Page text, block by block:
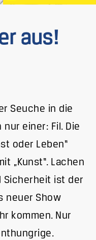
aus!
Seuche in die
einer: Fil. Die
oder Leben“
„Kunst“. Lachen
Sicherheit ist der
neuer Show
kommen. Nur